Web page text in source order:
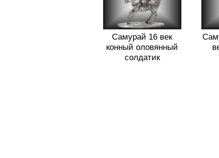
Самурай 16 век
конный оловянный
солдатик